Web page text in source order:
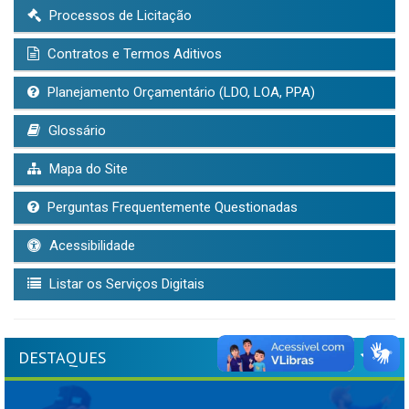
Processos de Licitação
Contratos e Termos Aditivos
Planejamento Orçamentário (LDO, LOA, PPA)
Glossário
Mapa do Site
Perguntas Frequentemente Questionadas
Acessibilidade
Listar os Serviços Digitais
DESTAQUES